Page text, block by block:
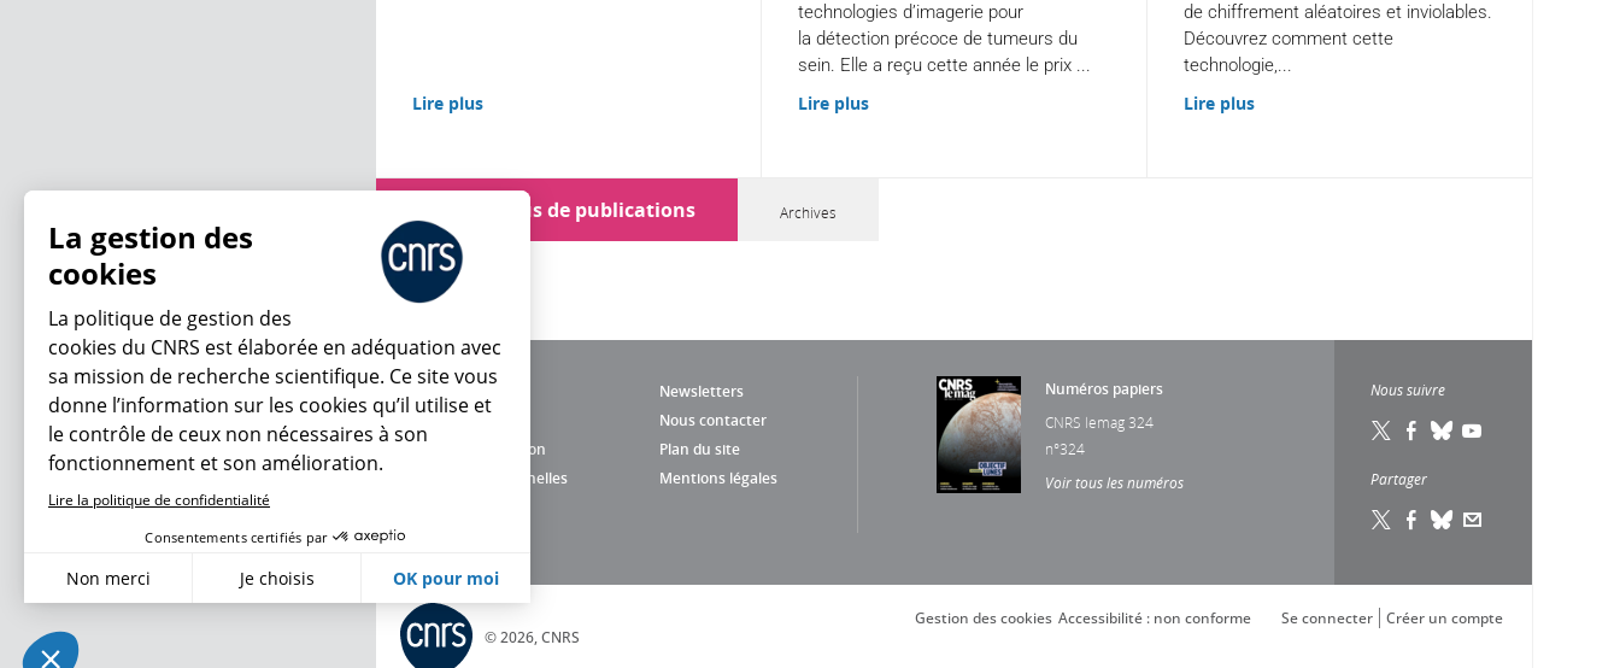
Lire plus
technologies d’imagerie pour
la détection précoce de tumeurs du
sein. Elle a reçu cette année le prix ...
Lire plus
de chiffrement aléatoires et inviolables.
Découvrez comment cette
technologie,...
Lire plus
Voir plus de publications Archives
Newsletters
Nous contacter
Charte d'utilisation
Plan du site
Données personnelles
Mentions légales
Numéros papiers
CNRS lemag 324
n°324
Voir tous les numéros
Nous suivre
Partager
© 2026, CNRS
Créer un compte
Se connecter
Accessibilité : non conforme
Gestion des cookies
La gestion des
cookies
La politique de gestion des
cookies du CNRS est élaborée en adéquation avec
sa mission de recherche scientifique. Ce site vous
donne l’information sur les cookies qu’il utilise et
le contrôle de ceux non nécessaires à son
fonctionnement et son amélioration.
Lire la politique de confidentialité
Consentements certifiés par
Non merci Je choisis OK pour moi
Plateforme de Gestion du Consentement : Personnalisez vos Options